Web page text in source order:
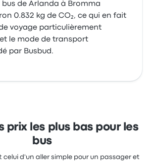
bus de Arlanda à Bromma
0.832 kg de CO₂, ce qui en fait
voyage particulièrement
le mode de transport
par Busbud.
prix les plus bas pour les
bus
celui d'un aller simple pour un passager et